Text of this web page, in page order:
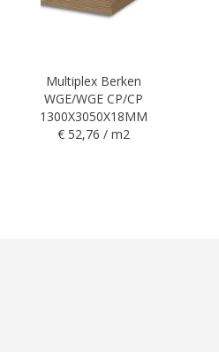
Multiplex Berken
WGE/WGE CP/CP
1300X3050X18MM
€ 52,76 / m2